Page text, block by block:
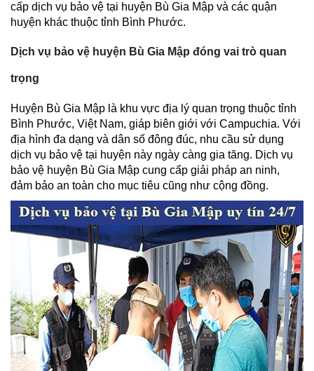
cấp dịch vụ bảo vệ tại huyện Bù Gia Mập và các quận
huyện khác thuộc tỉnh Bình Phước.
Dịch vụ bảo vệ huyện Bù Gia Mập đóng vai trò quan
trọng
Huyện Bù Gia Mập là khu vực địa lý quan trọng thuộc tỉnh
Bình Phước, Việt Nam, giáp biên giới với Campuchia. Với
địa hình đa dạng và dân số đông đúc, nhu cầu sử dụng
dịch vụ bảo vệ tại huyện này ngày càng gia tăng. Dịch vụ
bảo vệ huyện Bù Gia Mập cung cấp giải pháp an ninh,
đảm bảo an toàn cho mục tiêu cũng như cộng đồng.